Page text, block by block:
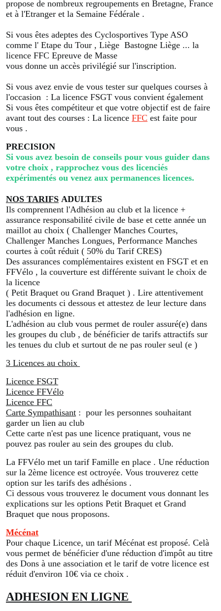
propose de nombreux regroupements en Bretagne, France
et à l'Etranger et la Semaine Fédérale .
Si vous êtes adeptes des Cyclosportives Type ASO
comme l' Etape du Tour , Liège Bastogne Liège ... la
licence FFC Epreuve de Masse
vous donne un accès privilégié sur l'inscription.
Si vous avez envie de vous tester sur quelques courses à
l'occasion : La licence FSGT vous convient également
Si vous êtes compétiteur et que votre objectif est de faire
avant tout des courses : La licence FFC est faite pour
vous .
PRECISION
Si vous avez besoin de conseils pour vous guider dans
votre choix , rapprochez vous des licenciés
expérimentés ou venez aux permanences licences.
NOS TARIFS ADULTES
Ils comprennent l'Adhésion au club et la licence +
assurance responsabilité civile de base et cette année un
maillot au choix ( Challenger Manches Courtes,
Challenger Manches Longues, Performance Manches
courtes à coût réduit ( 50% du Tarif CRES)
Des assurances complémentaires existent en FSGT et en
FFVélo , la couverture est différente suivant le choix de
la licence
( Petit Braquet ou Grand Braquet ) . Lire attentivement
les documents ci dessous et attestez de leur lecture dans
l'adhésion en ligne.
L'adhésion au club vous permet de rouler assuré(e) dans
les groupes du club , de bénéficier de tarifs attractifs sur
les tenues du club et surtout de ne pas rouler seul (e )
3 Licences au choix
Licence FSGT
Licence FFVélo
Licence FFC
Carte Sympathisant : pour les personnes souhaitant
garder un lien au club
Cette carte n'est pas une licence pratiquant, vous ne
pouvez pas rouler au sein des groupes du club.
La FFVélo met un tarif Famille en place . Une réduction
sur la 2ème licence est octroyée. Vous trouverez cette
option sur les tarifs des adhésions .
Ci dessous vous trouverez le document vous donnant les
explications sur les options Petit Braquet et Grand
Braquet que nous proposons.
Mécénat
Pour chaque Licence, un tarif Mécénat est proposé. Celà
vous permet de bénéficier d'une réduction d'impôt au titre
des Dons à une association et le tarif de votre licence est
réduit d'environ 10€ via ce choix .
ADHESION EN LIGNE